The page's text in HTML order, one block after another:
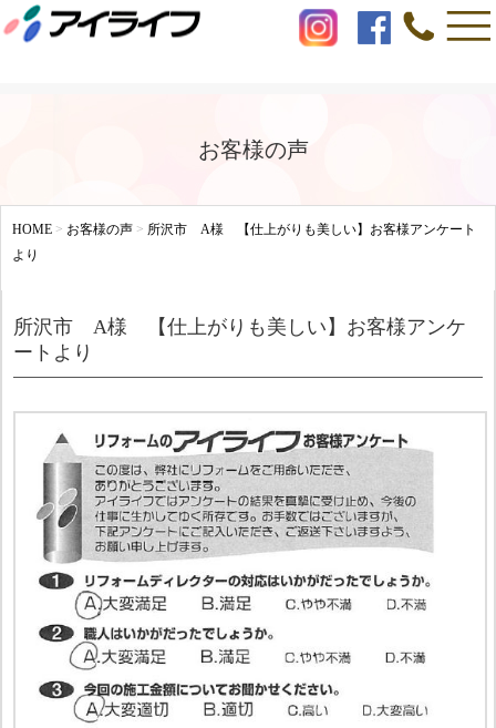
お客様の声
HOME > お客様の声 > 所沢市 A様 【仕上がりも美しい】お客様アンケート
より
所沢市 A様 【仕上がりも美しい】お客様アンケ
ートより